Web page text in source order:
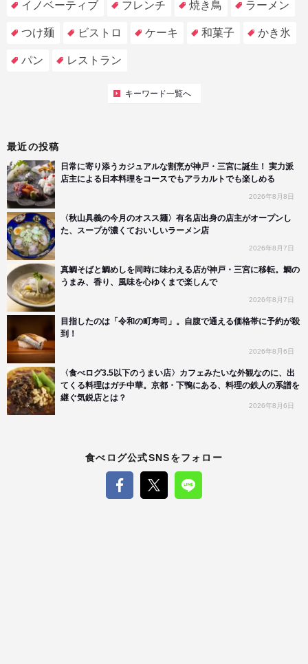
イノベーティブ フレンチ 焼き鳥 ラーメン
つけ麺 ビストロ ケーキ 和菓子 かき氷
パン レストラン
キーワード一覧へ
最近の投稿
日常に寄り添うカジュアルな割烹が神戸・三宮に誕生！ 実力派
店主による日本料理をコースでもアラカルトでも楽しめる
2026年8月8日
〈秋山具義の今月のオスス麺〉有名店出身の店主がオープンし
た、スープが濃くておいしいラーメン店
2026年8月7日
真鯛そばと鯛めしを同時に味わえる店が神戸・三宮に移転。鯛の
うまみ、香り、風味を心ゆくまで楽しんで
2026年8月7日
目指したのは「令和の町寿司」。自腹で通える価格帯に予約が殺
到！
2026年8月6日
〈食べログ3.5以下のうまい店〉カフェみたいな外観なのに、出
てくる料理はガチ中華。京都・下鴨にある、料理の鉄人の系譜を
継ぐ気鋭店とは？
2026年8月6日
食べログ公式SNSをフォロー